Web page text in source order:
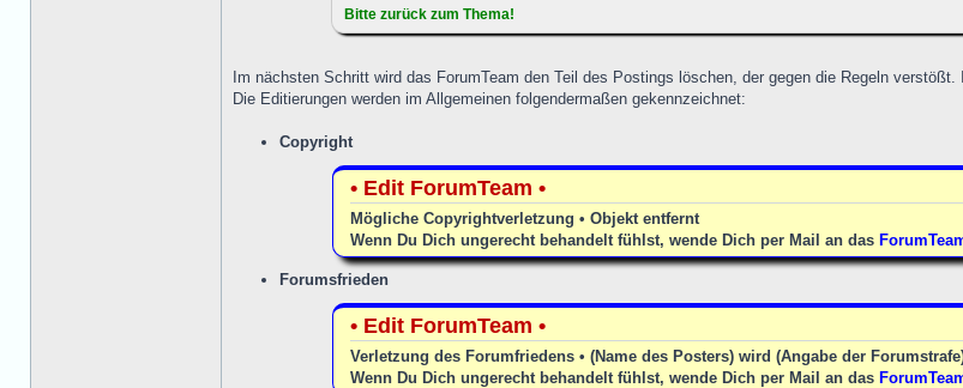
Bitte zurück zum Thema!
Im nächsten Schritt wird das ForumTeam den Teil des Postings löschen, der gegen die Regeln
Die Editierungen werden im Allgemeinen folgendermaßen gekennzeichnet:
Copyright
• Edit ForumTeam •
Mögliche Copyrightverletzung • Objekt entfernt
Wenn Du Dich ungerecht behandelt fühlst, wende Dich per Mail an das
Forumsfrieden
• Edit ForumTeam •
Verletzung des Forumfriedens • (Name des Posters) wird (Angabe der
Wenn Du Dich ungerecht behandelt fühlst, wende Dich per Mail an das